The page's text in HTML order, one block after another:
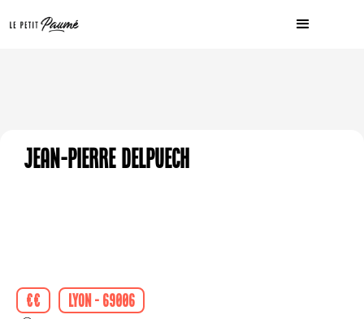
Jean-Pierre Delpuech
€€ Lyon - 69006